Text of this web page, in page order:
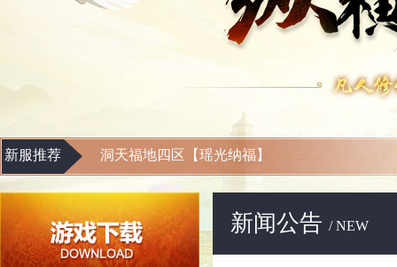
新服推荐 洞天福地四区【瑶光纳福】
新闻公告 / NEW